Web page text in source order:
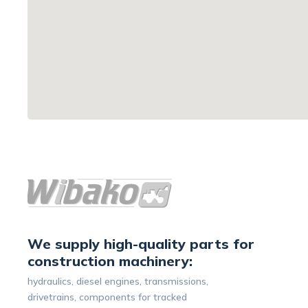
We supply high-quality parts for
construction machinery:
hydraulics, diesel engines, transmissions,
drivetrains, components for tracked